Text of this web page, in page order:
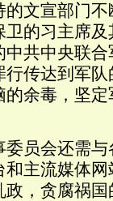
文宣部门
的习主席
共中央联
传达到军
余毒，坚
员会还需
主流媒体
，贪腐祸